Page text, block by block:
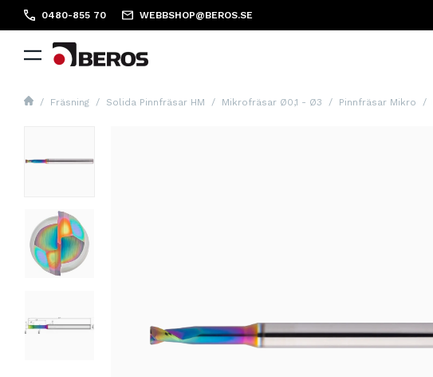
0480-855 70 WEBBSHOP@BEROS.SE
Fräsning Solida Pinnfräsar HM Mikrofräsar Ø0,1 - Ø3 Pinnfräsar Mikro